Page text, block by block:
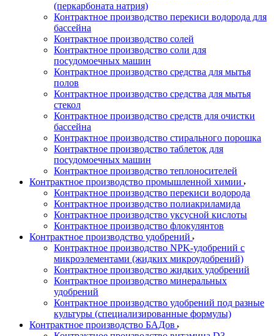
(перкарбоната натрия)
Контрактное производство перекиси водорода для
бассейна
Контрактное производство солей
Контрактное производство соли для
посудомоечных машин
Контрактное производство средства для мытья
полов
Контрактное производство средства для мытья
стекол
Контрактное производство средств для очистки
бассейна
Контрактное производство стирального порошка
Контрактное производство таблеток для
посудомоечных машин
Контрактное производство теплоносителей
Контрактное производство промышленной химии
Контрактное производство перекиси водорода
Контрактное производство полиакриламида
Контрактное производство уксусной кислоты
Контрактное производство флокулянтов
Контрактное производство удобрений
Контрактное производство NPK-удобрений с
микроэлементами (жидких микроудобрений)
Контрактное производство жидких удобрений
Контрактное производство минеральных
удобрений
Контрактное производство удобрений под разные
культуры (специализированные формулы)
Контрактное производство БАДов